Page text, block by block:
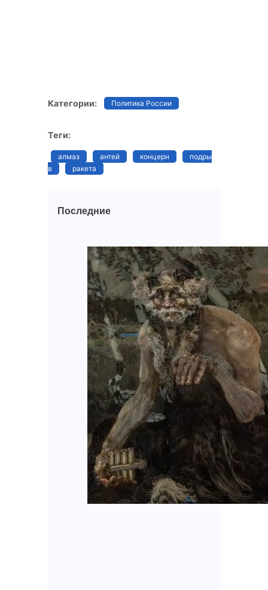
Категории: Политика России
Теги:
алмаз антей концерн
подры
в
ракета
Последние